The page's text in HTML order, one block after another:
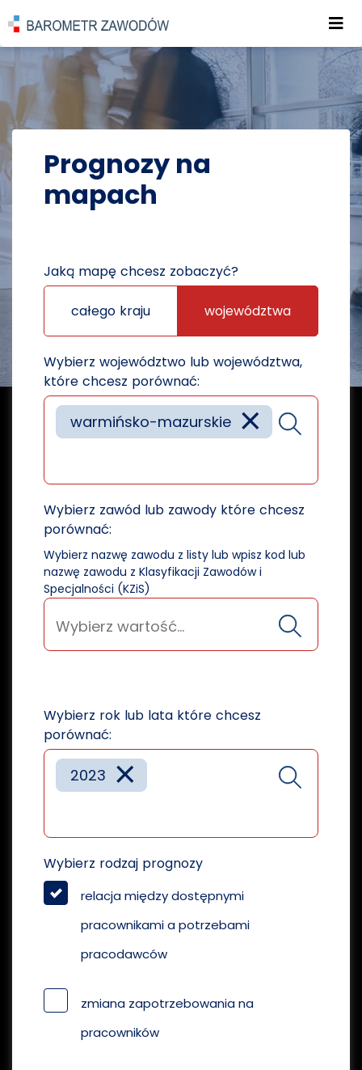
POWRÓT DO STRONY GŁÓWNEJ
PROGNOZY PROGNOZY NA MAPACH
Prognozy na
mapach
Jaką mapę chcesz zobaczyć?
całego kraju województwa
Wybierz województwo lub województwa,
które chcesz porównać:
×
warmińsko-mazurskie
Wybierz zawód lub zawody które chcesz
porównać:
Wybierz nazwę zawodu z listy lub wpisz kod lub
nazwę zawodu z Klasyfikacji Zawodów i
Specjalności (KZiS)
Wybierz rok lub lata które chcesz
porównać:
×
2023
Wybierz rodzaj prognozy
relacja między dostępnymi
pracownikami a potrzebami
pracodawców
zmiana zapotrzebowania na
pracowników